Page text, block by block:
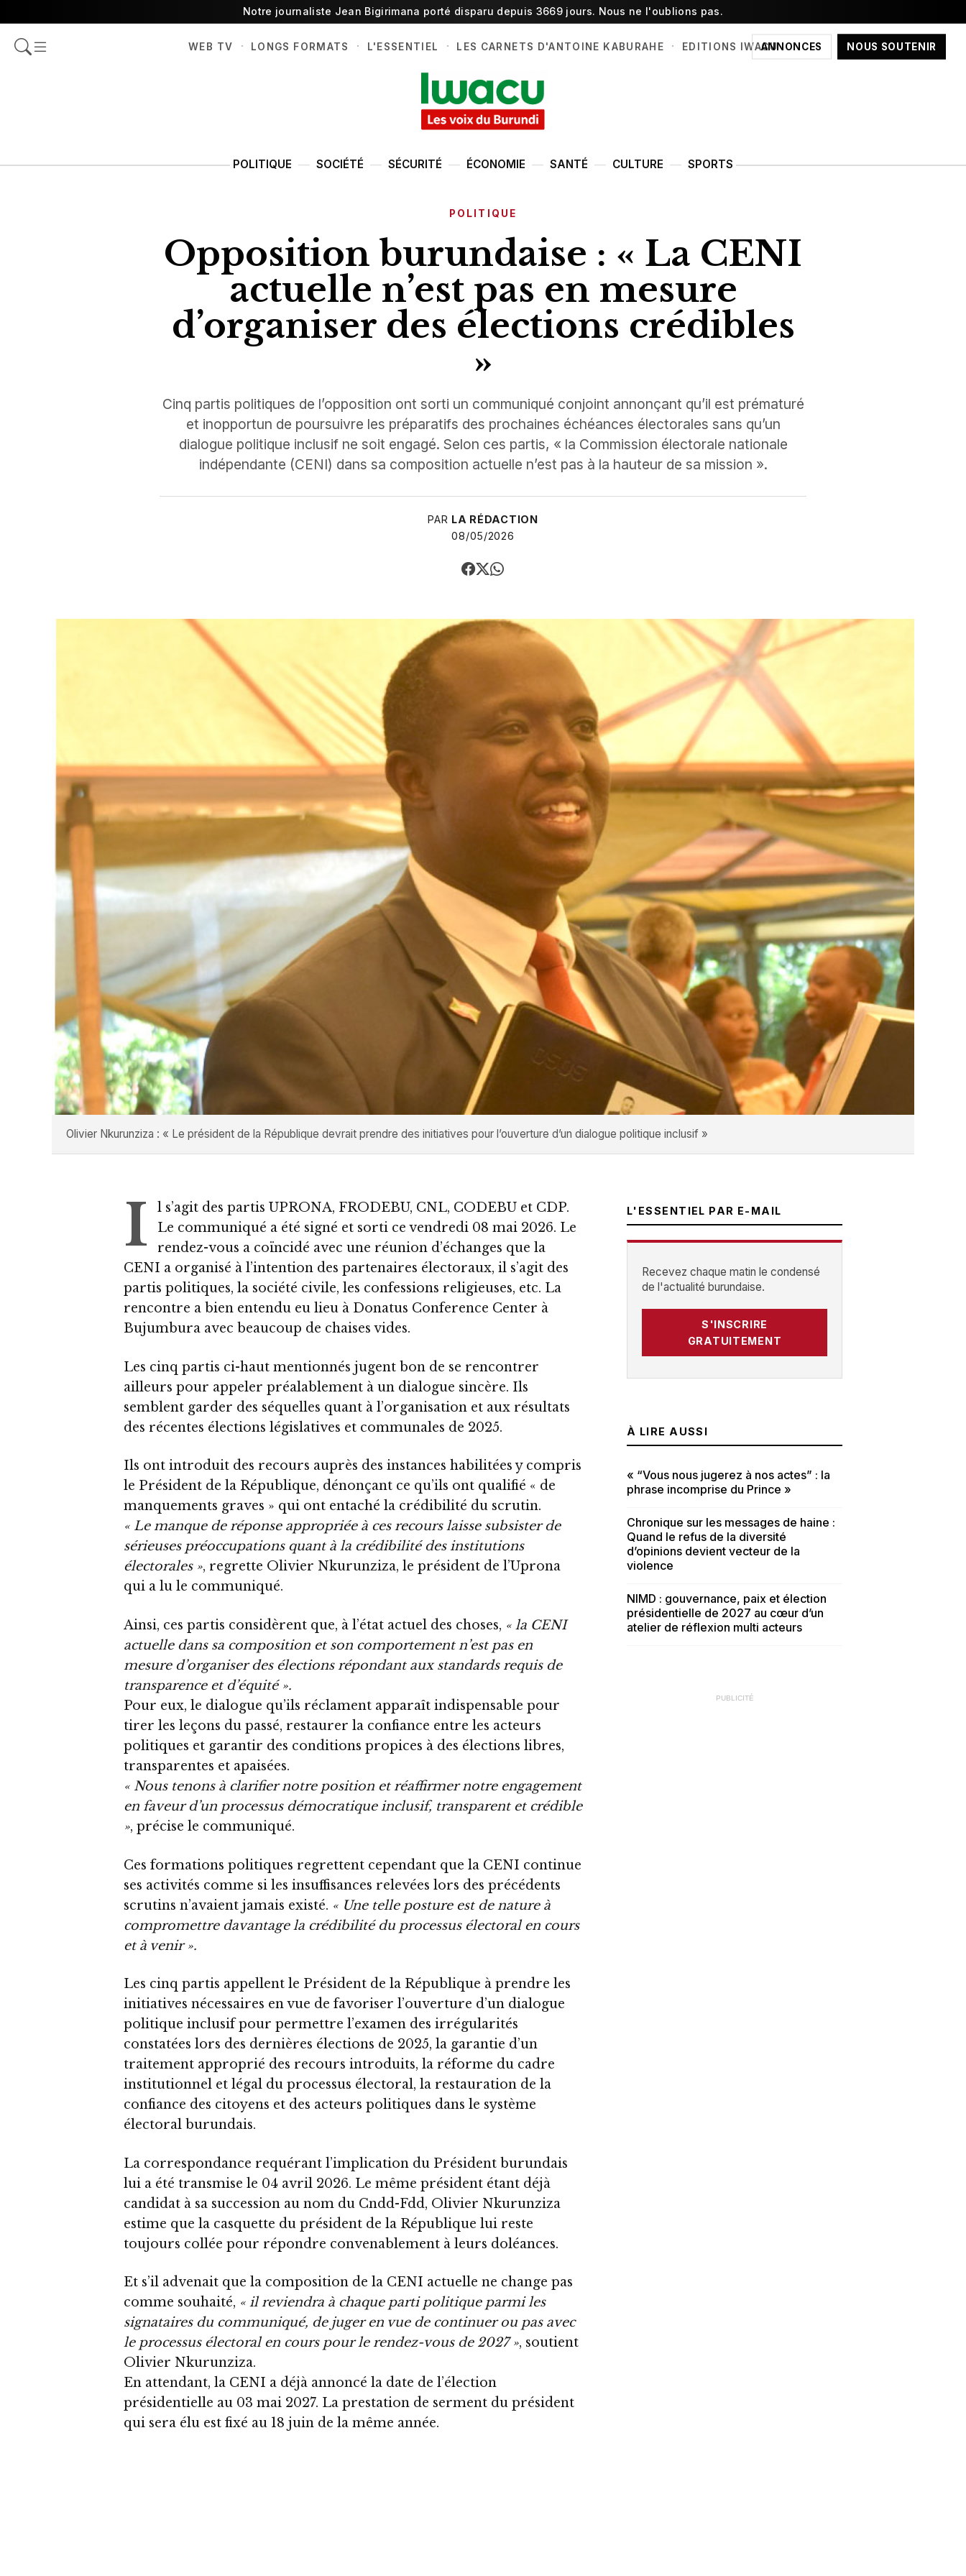
Notre journaliste Jean Bigirimana porté disparu depuis 3669 jours. Nous ne l'oublions pas.
ANNONCES NOUS SOUTENIR
WEB TV · LONGS FORMATS · L'ESSENTIEL · LES CARNETS D'ANTOINE KABURAHE · EDITIONS IWACU
POLITIQUE SOCIÉTÉ SÉCURITÉ ÉCONOMIE SANTÉ CULTURE SPORTS
POLITIQUE
Opposition burundaise : « La CENI
actuelle n’est pas en mesure
d’organiser des élections crédibles
»
Cinq partis politiques de l’opposition ont sorti un communiqué conjoint annonçant qu’il est prématuré
et inopportun de poursuivre les préparatifs des prochaines échéances électorales sans qu’un
dialogue politique inclusif ne soit engagé. Selon ces partis, « la Commission électorale nationale
indépendante (CENI) dans sa composition actuelle n’est pas à la hauteur de sa mission ».
PAR LA RÉDACTION
08/05/2026
Olivier Nkurunziza : « Le président de la République devrait prendre des initiatives pour l’ouverture d’un dialogue politique inclusif »
I
l s’agit des partis UPRONA, FRODEBU, CNL, CODEBU et CDP.
Le communiqué a été signé et sorti ce vendredi 08 mai 2026. Le
rendez-vous a coïncidé avec une réunion d’échanges que la
CENI a organisé à l’intention des partenaires électoraux, il s’agit des
partis politiques, la société civile, les confessions religieuses, etc. La
rencontre a bien entendu eu lieu à Donatus Conference Center à
Bujumbura avec beaucoup de chaises vides.
Les cinq partis ci-haut mentionnés jugent bon de se rencontrer
ailleurs pour appeler préalablement à un dialogue sincère. Ils
semblent garder des séquelles quant à l’organisation et aux résultats
des récentes élections législatives et communales de 2025.
Ils ont introduit des recours auprès des instances habilitées y compris
le Président de la République, dénonçant ce qu’ils ont qualifié « de
manquements graves » qui ont entaché la crédibilité du scrutin.
« Le manque de réponse appropriée à ces recours laisse subsister de
sérieuses préoccupations quant à la crédibilité des institutions
électorales », regrette Olivier Nkurunziza, le président de l’Uprona
qui a lu le communiqué.
Ainsi, ces partis considèrent que, à l’état actuel des choses, « la CENI
actuelle dans sa composition et son comportement n’est pas en
mesure d’organiser des élections répondant aux standards requis de
transparence et d’équité ».
Pour eux, le dialogue qu’ils réclament apparaît indispensable pour
tirer les leçons du passé, restaurer la confiance entre les acteurs
politiques et garantir des conditions propices à des élections libres,
transparentes et apaisées.
« Nous tenons à clarifier notre position et réaffirmer notre engagement
en faveur d’un processus démocratique inclusif, transparent et crédible
», précise le communiqué.
Ces formations politiques regrettent cependant que la CENI continue
ses activités comme si les insuffisances relevées lors des précédents
scrutins n’avaient jamais existé. « Une telle posture est de nature à
compromettre davantage la crédibilité du processus électoral en cours
et à venir ».
Les cinq partis appellent le Président de la République à prendre les
initiatives nécessaires en vue de favoriser l’ouverture d’un dialogue
politique inclusif pour permettre l’examen des irrégularités
constatées lors des dernières élections de 2025, la garantie d’un
traitement approprié des recours introduits, la réforme du cadre
institutionnel et légal du processus électoral, la restauration de la
confiance des citoyens et des acteurs politiques dans le système
électoral burundais.
La correspondance requérant l’implication du Président burundais
lui a été transmise le 04 avril 2026. Le même président étant déjà
candidat à sa succession au nom du Cndd-Fdd, Olivier Nkurunziza
estime que la casquette du président de la République lui reste
toujours collée pour répondre convenablement à leurs doléances.
Et s’il advenait que la composition de la CENI actuelle ne change pas
comme souhaité, « il reviendra à chaque parti politique parmi les
signataires du communiqué, de juger en vue de continuer ou pas avec
le processus électoral en cours pour le rendez-vous de 2027 », soutient
Olivier Nkurunziza.
En attendant, la CENI a déjà annoncé la date de l’élection
présidentielle au 03 mai 2027. La prestation de serment du président
qui sera élu est fixé au 18 juin de la même année.
L'ESSENTIEL PAR E-MAIL
Recevez chaque matin le condensé
de l'actualité burundaise.
S'INSCRIRE
GRATUITEMENT
À LIRE AUSSI
« “Vous nous jugerez à nos actes” : la
phrase incomprise du Prince »
Chronique sur les messages de haine :
Quand le refus de la diversité
d’opinions devient vecteur de la
violence
NIMD : gouvernance, paix et élection
présidentielle de 2027 au cœur d’un
atelier de réflexion multi acteurs
PUBLICITÉ